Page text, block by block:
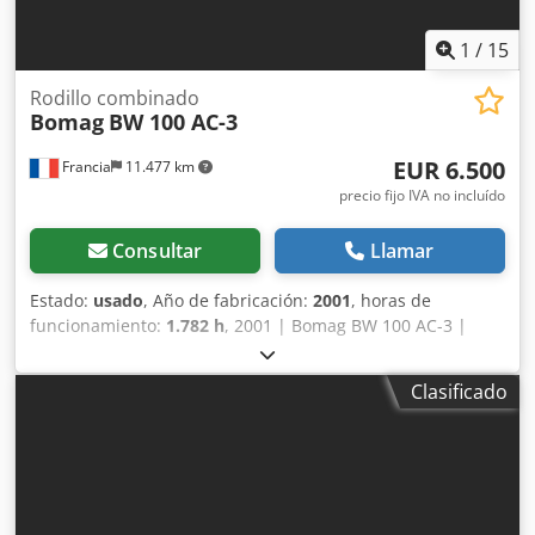
1 / 15
Francia 11.477 km
Rodillo combinado
Bomag BW 100 AC-3
EUR 6.500
precio fijo IVA no incluído
Consultar Llamar
Estado: usado, Año de fabricación: 2001, horas de
funcionamiento: 1.782 h, 2001 | Bomag BW 100 AC-3 |
Rodillo compactador combinado usado | 1782 horas 📍
Ubicación: Francia 🚛 Entrega disponible a su destino:
¡utilice nuestra calculadora de envío para estimar losClasificado